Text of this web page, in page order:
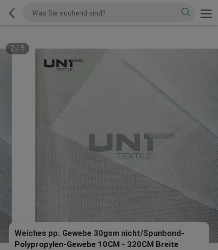
2/ 5
Weiches pp. Gewebe 30gsm nicht/Spunbond-
Polypropylen-Gewebe 10CM - 320CM Breite